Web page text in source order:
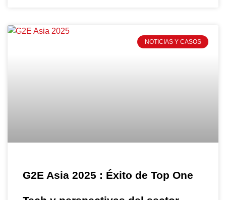
NOTICIAS Y CASOS
G2E Asia 2025 : Éxito de Top One